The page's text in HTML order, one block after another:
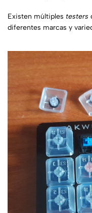
Existen múltiples testers
diferentes marcas y